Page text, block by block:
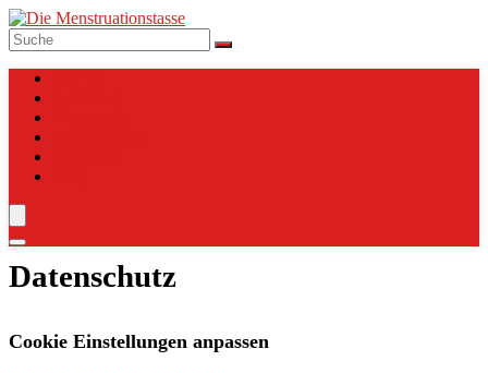
Datenschutz
Cookie Einstellungen anpassen